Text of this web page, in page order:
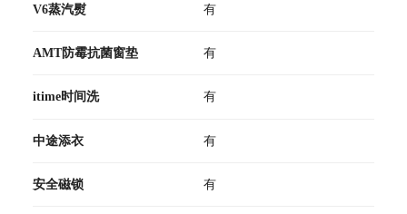
V6蒸汽熨 有
AMT防霉抗菌窗垫 有
itime时间洗 有
中途添衣 有
安全磁锁 有